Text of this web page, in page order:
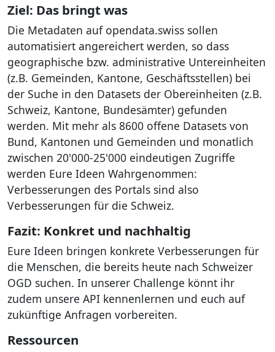
Ziel: Das bringt was
Die Metadaten auf opendata.swiss sollen
automatisiert angereichert werden, so dass
geographische bzw. administrative Untereinheiten
(z.B. Gemeinden, Kantone, Geschäftsstellen) bei
der Suche in den Datasets der Obereinheiten (z.B.
Schweiz, Kantone, Bundesämter) gefunden
werden. Mit mehr als 8600 offene Datasets von
Bund, Kantonen und Gemeinden und monatlich
zwischen 20'000-25'000 eindeutigen Zugriffe
werden Eure Ideen Wahrgenommen:
Verbesserungen des Portals sind also
Verbesserungen für die Schweiz.
Fazit: Konkret und nachhaltig
Eure Ideen bringen konkrete Verbesserungen für
die Menschen, die bereits heute nach Schweizer
OGD suchen. In unserer Challenge könnt ihr
zudem unsere API kennenlernen und euch auf
zukünftige Anfragen vorbereiten.
Ressourcen